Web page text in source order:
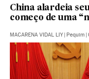
China alardeia
começo de uma
MACARENA VIDAL LIY | Pequim |